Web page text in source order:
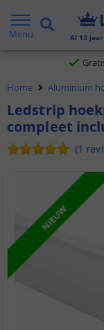
Menu Al 13
Voor
Home Aluminium
Ledstrip
compleet
(1
NIEUW